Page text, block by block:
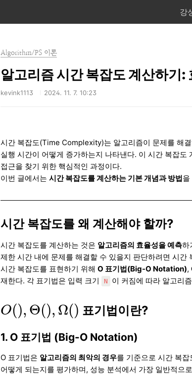
강
Algorithm/PS 이론
알고리즘 시간 복잡도 계산하기:
kevink1113 2024. 11. 7. 10:23
시간 복잡도(Time Complexity)는 알고리즘이 문제를 해
실행 시간이 어떻게 증가하는지 나타낸다. 이 시간 복잡
접근을 찾기 위한 핵심적인 과정이다.
이번 글에서는 시간 복잡도를 계산하는 기본 개념과 방법을
시간 복잡도를 왜 계산해야 할까?
시간 복잡도를 계산하는 것은 알고리즘의 효율성을 예측하
제한 시간 내에 문제를 해결할 수 있을지 판단하려면 시간
시간 복잡도를 표현하기 위해 O 표기법(Big-O Notation),
재한다. 각 표기법은 입력 크기
N 이 커짐에 따라 알고리
O(), Θ(), Ω()
O() Θ(), Ω() 표기법이란?
1. O 표기법 (Big-O Notation)
O 표기법은 알고리즘의 최악의 경우를 기준으로 시간 복
어떻게 되는지를 평가하며, 성능 분석에서 가장 일반적으